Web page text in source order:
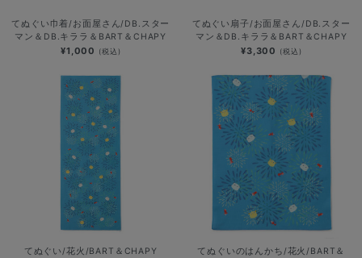
てぬぐい巾着/お面屋さん/DB.スター
マン＆DB.キララ＆BART＆CHAPY
¥1,000 (税込)
てぬぐい扇子/お面屋さん/DB.スター
マン＆DB.キララ＆BART＆CHAPY
¥3,300 (税込)
てぬぐい/花火/BART＆CHAPY
てぬぐいのはんかち/花火/BART＆